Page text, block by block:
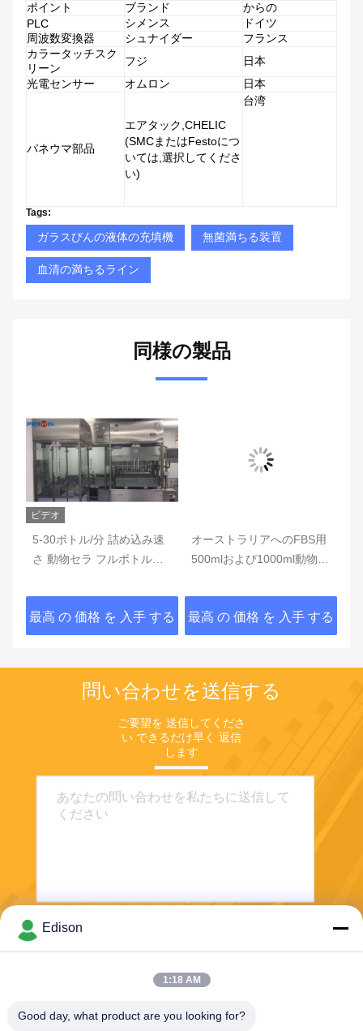
ポイント ブランド
からの
PLC
シメンス
ドイツ
周波数変換器
シュナイダー
フランス
カラータッチスク
リーン
フジ
日本
光電センサー
オムロン 日本
パネウマ部品
エアタック,CHELIC
(SMCまたはFestoにつ
いては,選択してくださ
い)
台湾
Tags:
ガラスびんの液体の充填機 無菌満ちる装置
血清の満ちるライン
同様の製品
ビデオ
5-30ボトル/分 詰め込み速
さ 動物セラ フルボトル検
最高 の 価格 を 入手 する
オーストラリアへのFBS用
500mlおよび1000ml動物血
最高 の 価格 を 入手 する
問い合わせを送信する
ご要望を 送信してくださ
い できるだけ早く 返信
します
Edison
1:18 AM
Good day, what product are you looking for?